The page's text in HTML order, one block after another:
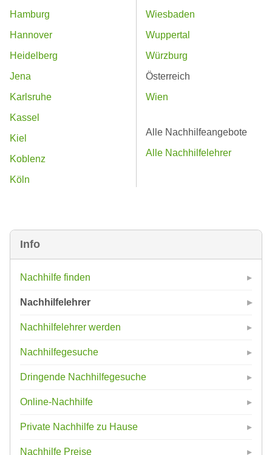
Info
Nachhilfe finden
Nachhilfelehrer
Nachhilfelehrer werden
Nachhilfegesuche
Dringende Nachhilfegesuche
Online-Nachhilfe
Private Nachhilfe zu Hause
Nachhilfe Preise
Hamburg
Hannover
Heidelberg
Jena
Karlsruhe
Kassel
Kiel
Koblenz
Köln
Wiesbaden
Wuppertal
Würzburg
Österreich
Wien
Alle Nachhilfeangebote
Alle Nachhilfelehrer